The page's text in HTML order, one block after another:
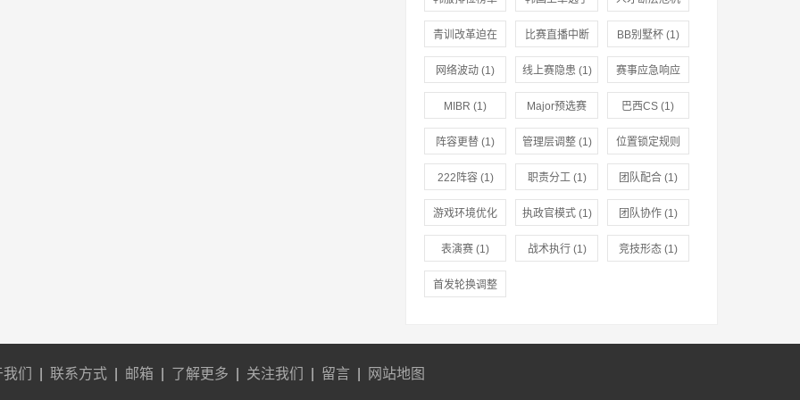
(1) (1) (1)
青训改革迫在
眉睫 (1)
比赛直播中断
(1)
BB别墅杯(1)
网络波动 (1) 线上赛隐患 (1) 赛事应急响应
MIBR (1) Major预选赛 巴西CS (1)
阵容更替 (1) 管理层调整(1) 位置锁定规则
(1)
222阵容(1) 职责分工(1) 团队配合(1)
游戏环境优化
(1)
执政官模式(1) 团队协作(1)
表演赛 (1) 战术执行(1) 竞技形态(1)
首发轮换调整
们 联系方式 邮箱 了解更多 关注我们 留言 网站地图